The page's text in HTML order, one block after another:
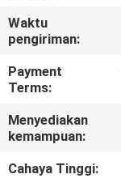
SITEMAP
PRIVACY
POLICY
Waktu
pengiriman:
Payment
Terms:
Menyediakan
kemampuan:
Cahaya Tinggi: